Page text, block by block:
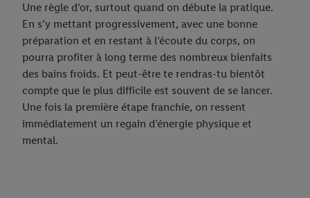
Une règle d’or, surtout quand on débute la pratique.
En s’y mettant progressivement, avec une bonne
préparation et en restant à l’écoute du corps, on
pourra profiter à long terme des nombreux bienfaits
des bains froids. Et peut-être te rendras-tu bientôt
compte que le plus difficile est souvent de se lancer.
Une fois la première étape franchie, on ressent
immédiatement un regain d’énergie physique et
mental.